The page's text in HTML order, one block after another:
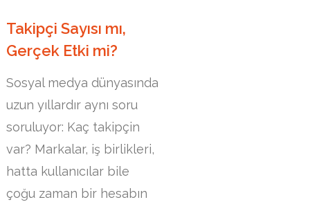
Takipçi Sayısı mı,
Gerçek Etki mi?
Sosyal medya dünyasında
uzun yıllardır aynı soru
soruluyor: Kaç takipçin
var? Markalar, iş birlikleri,
hatta kullanıcılar bile
çoğu zaman bir hesabın